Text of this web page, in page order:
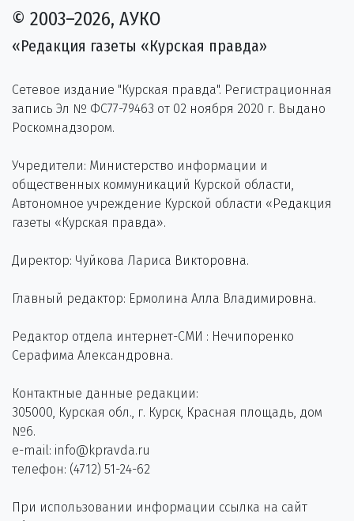
© 2003–2026, АУКО
«Редакция газеты «Курская правда»
Сетевое издание "Курская правда". Регистрационная
запись Эл № ФС77-79463 от 02 ноября 2020 г. Выдано
Роскомнадзором.
Учредители: Министерство информации и
общественных коммуникаций Курской области,
Автономное учреждение Курской области «Редакция
газеты «Курская правда».
Директор: Чуйкова Лариса Викторовна.
Главный редактор: Ермолина Алла Владимировна.
Редактор отдела интернет-СМИ : Нечипоренко
Серафима Александровна.
Контактные данные редакции:
305000, Курская обл., г. Курск, Красная площадь, дом
№6.
e-mail: info@kpravda.ru
телефон: (4712) 51-24-62
При использовании информации ссылка на сайт